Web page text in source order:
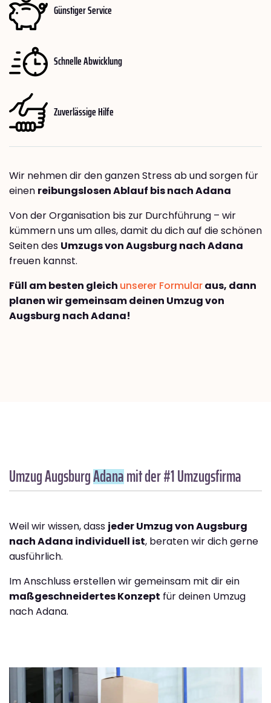
Günstiger Service
Schnelle Abwicklung
Zuverlässige Hilfe
Wir nehmen dir den ganzen Stress ab und sorgen für
einen reibungslosen Ablauf bis nach Adana
Von der Organisation bis zur Durchführung – wir
kümmern uns um alles, damit du dich auf die schönen
Seiten des Umzugs von Augsburg nach Adana
freuen kannst.
Füll am besten gleich unserer Formularaus, dann
planen wir gemeinsam deinen Umzug von
Augsburg nach Adana!
Umzug AugsburgAdanamit der #1 Umzugsfirma
Weil wir wissen, dass jeder Umzug von Augsburg
nach Adana individuell ist, beraten wir dich gerne
ausführlich.
Im Anschluss erstellen wir gemeinsam mit dir ein
maßgeschneidertes Konzept für deinen Umzug
nach Adana.